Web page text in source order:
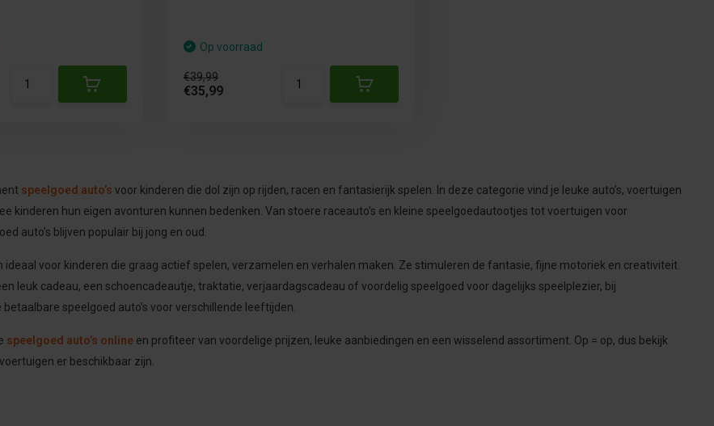
Op voorraad
€39,99
€35,99
speelgoed auto’s voor kinderen die dol zijn op rijden, racen en fantasierijk spelen. In deze categorie vind je leuke auto’s, voertuigen
kinderen hun eigen avonturen kunnen bedenken. Van stoere raceauto’s en kleine speelgoedautootjes tot voertuigen voor
auto’s blijven populair bij jong en oud.
ideaal voor kinderen die graag actief spelen, verzamelen en verhalen maken. Ze stimuleren de fantasie, fijne motoriek en creativiteit.
leuk cadeau, een schoencadeautje, traktatie, verjaardagscadeau of voordelig speelgoed voor dagelijks speelplezier, bij
speelgoed auto’s voor verschillende leeftijden.
speelgoed auto’s onlineen profiteer van voordelige prijzen, leuke aanbiedingen en een wisselend assortiment. Op = op, dus bekijk
er beschikbaar zijn.